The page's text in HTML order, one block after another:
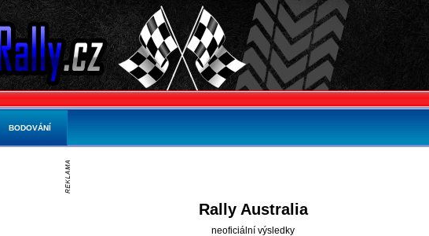
Rally Australia
neoficiální výsledky
BODOVÁNÍ